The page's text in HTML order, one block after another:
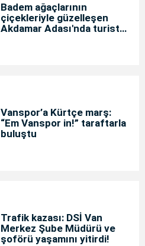
Badem ağaçlarının
çiçekleriyle güzelleşen
Akdamar Adası'nda turist
Vanspor’a Kürtçe marş:
“Em Vanspor in!” taraftarla
buluştu
Trafik kazası: DSİ Van
Merkez Şube Müdürü ve
şoförü yaşamını yitirdi!